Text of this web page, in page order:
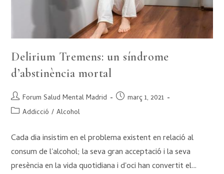
Delirium Tremens: un síndrome
d’abstinència mortal
Forum Salud Mental Madrid
març 1, 2021
Addicció / Alcohol
Cada dia insistim en el problema existent en relació al
consum de l'alcohol; la seva gran acceptació i la seva
presència en la vida quotidiana i d'oci han convertit el…